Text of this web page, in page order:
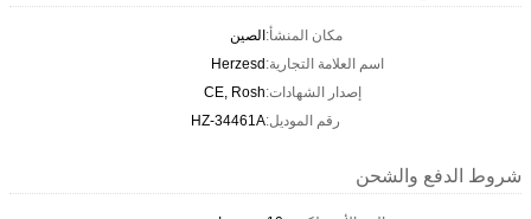
مكان المنشأ:الصين
اسم العلامة التجارية:Herzesd
إصدار الشهادات:CE, Rosh
رقم الموديل:HZ-34461A
شروط الدفع والشحن